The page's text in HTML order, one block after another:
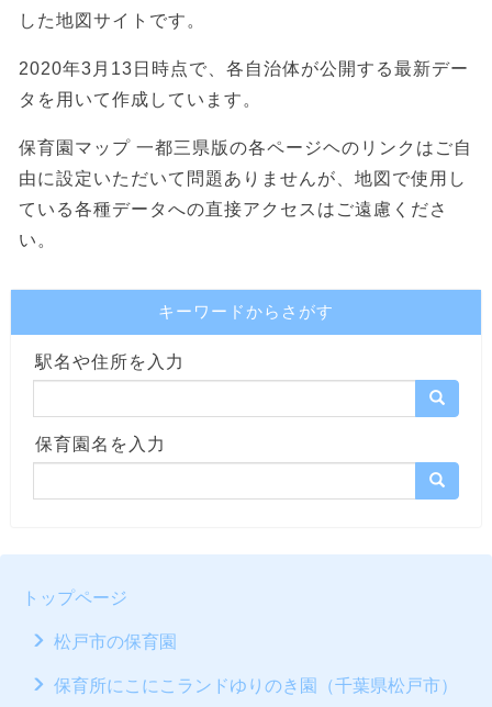
した地図サイトです。
2020年3月13日時点で、各自治体が公開する最新デー
タを用いて作成しています。
保育園マップ 一都三県版の各ページヘのリンクはご自
由に設定いただいて問題ありませんが、地図で使用し
ている各種データへの直接アクセスはご遠慮くださ
い。
キーワードからさがす
駅名や住所を入力
保育園名を入力
トップページ
松戸市の保育園
保育所にこにこランドゆりのき園（千葉県松戸市）